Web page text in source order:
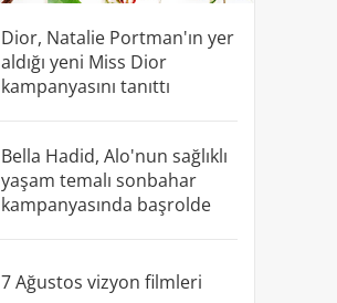
Dior, Natalie Portman'ın yer
aldığı yeni Miss Dior
kampanyasını tanıttı
Bella Hadid, Alo'nun sağlıklı
yaşam temalı sonbahar
kampanyasında başrolde
7 Ağustos vizyon filmleri